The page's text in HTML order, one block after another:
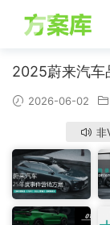
2025蔚来汽车
2026-06-02
非